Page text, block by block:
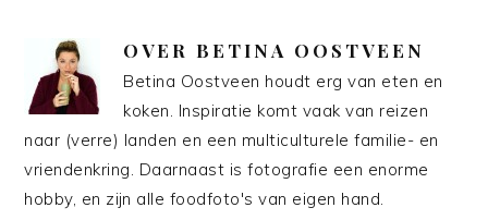
OVER BETINA OOSTVEEN
Betina Oostveen houdt erg van eten en
koken. Inspiratie komt vaak van reizen
naar (verre) landen en een multiculturele familie- en
vriendenkring. Daarnaast is fotografie een enorme
hobby, en zijn alle foodfoto's van eigen hand.